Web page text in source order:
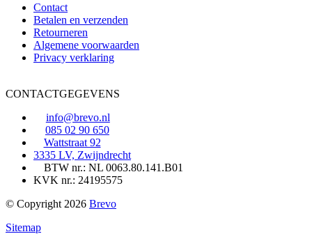
Contact
Betalen en verzenden
Retourneren
Algemene voorwaarden
Privacy verklaring
CONTACTGEGEVENS
info@brevo.nl
085 02 90 650
Wattstraat 92
3335 LV, Zwijndrecht
BTW nr.: NL 0063.80.141.B01
KVK nr.: 24195575
© Copyright 2026 Brevo
Sitemap